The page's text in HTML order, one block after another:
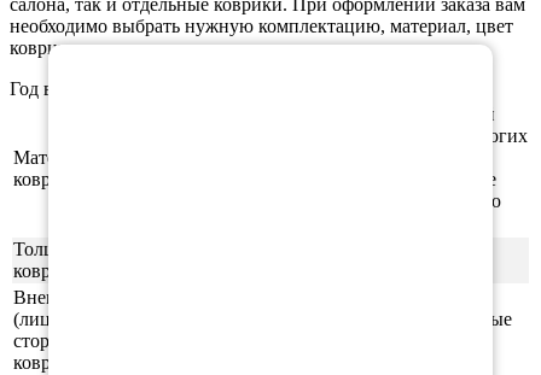
необходимо выбрать нужную комплектацию, материал, цвет
коврика и окантовки.
Год выпуска а/м: 2003, 2004, 2005, 2006
Материал
ковриков
Этиленвинилацетат (ЭВА/ЕВА) - полимерный
материал, который зарекомендовал себя во многих
производят спортивные маты, гимнастические
коврики, подошву для обуви, шлёпки и прочую
Толщина
ковриков
Внешняя
(лицевая)
сторона
ковриков
ячейки СОТЫ/РОМБ (напоминающие пчелиные